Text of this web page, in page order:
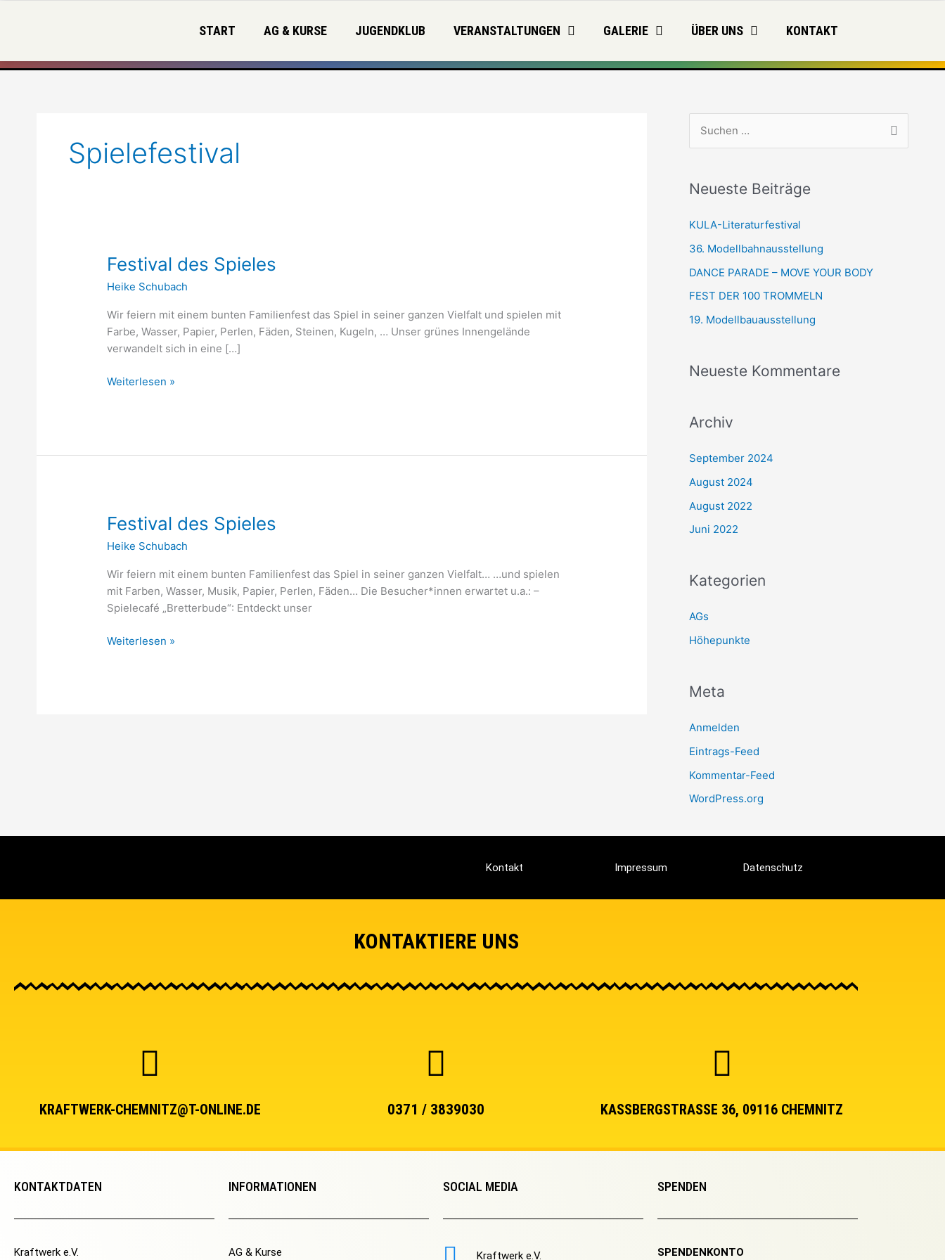
START AG & KURSE JUGENDKLUB VERANSTALTUNGEN GALERIE ÜBER UNS KONTAKT
Spielefestival
Festival des Spieles
Heike Schubach
Wir feiern mit einem bunten Familienfest das Spiel in seiner ganzen Vielfalt und spielen mit
Farbe, Wasser, Papier, Perlen, Fäden, Steinen, Kugeln, … Unser grünes Innengelände
verwandelt sich in eine […]
Festival
Spieles
Weiterlesen »
Festival des Spieles
Heike Schubach
Wir feiern mit einem bunten Familienfest das Spiel in seiner ganzen Vielfalt… …und spielen
mit Farben, Wasser, Musik, Papier, Perlen, Fäden… Die Besucher*innen erwartet u.a.: –
Spielecafé „Bretterbude“: Entdeckt unser
Festival
Spieles
Weiterlesen »
h
e
a
c
h
Neueste Beiträge
KULA-Literaturfestival
36. Modellbahnausstellung
DANCE PARADE – MOVE YOUR BODY
FEST DER 100 TROMMELN
19. Modellbauausstellung
Neueste Kommentare
Archiv
September 2024
August 2024
August 2022
Juni 2022
Kategorien
AGs
Höhepunkte
Meta
Anmelden
Eintrags-Feed
Kommentar-Feed
WordPress.org
Kontakt Impressum Datenschutz
KONTAKTIERE UNS
KRAFTWERK-CHEMNITZ@T-ONLINE.DE 0371 / 3839030 KASSBERGSTRASSE 36, 09116 CHEMNITZ
KONTAKTDATEN
Kraftwerk e.V.
INFORMATIONEN
AG & Kurse
SOCIAL MEDIA
Kraftwerk e.V.
SPENDEN
SPENDENKONTO